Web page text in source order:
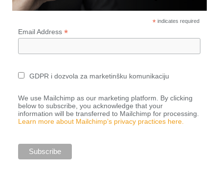
*indicates required
Email Address *
GDPR i dozvola za marketinšku komunikaciju
We use Mailchimp as our marketing platform. By clicking
below to subscribe, you acknowledge that your
information will be transferred to Mailchimp for processing.
Learn more about Mailchimp’s privacy practices here.